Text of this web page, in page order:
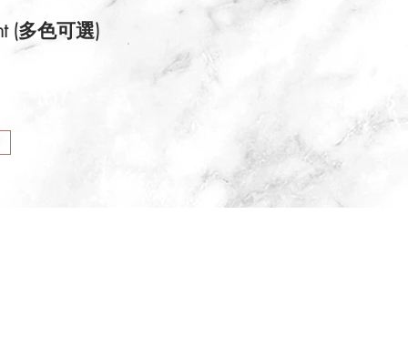
(多色可選)